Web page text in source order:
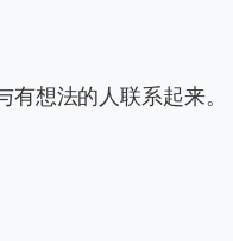
想法的人联系起来。